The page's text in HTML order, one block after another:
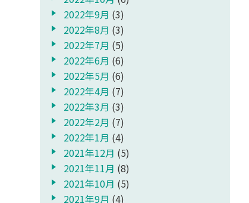
2022年9月 (3)
2022年8月 (3)
2022年7月 (5)
2022年6月 (6)
2022年5月 (6)
2022年4月 (7)
2022年3月 (3)
2022年2月 (7)
2022年1月 (4)
2021年12月 (5)
2021年11月 (8)
2021年10月 (5)
2021年9月 (4)